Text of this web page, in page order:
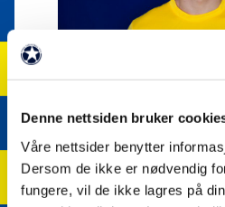
Denne nettsiden bruker
Våre nettsider benytter
Dersom de ikke er nødvendig
fungere, vil de ikke lagres på
24